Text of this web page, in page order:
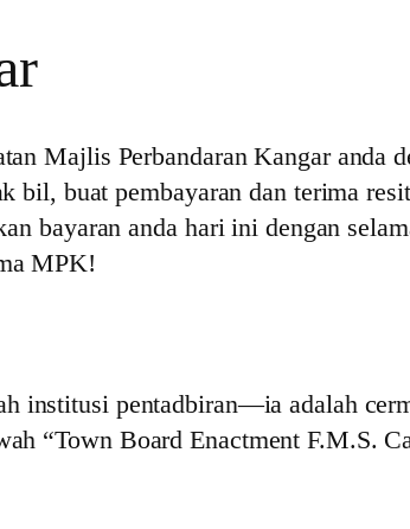
Majlis Perbandaran Kangar anda
buat pembayaran dan terima
bayaran anda hari ini dengan
MPK!
institusi pentadbiran—ia adalah
“Town Board Enactment F.M.S.